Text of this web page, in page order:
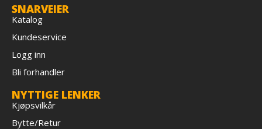
SNARVEIER
Katalog
Kundeservice
Logg inn
Bli forhandler
NYTTIGE LENKER
Kjøpsvilkår
Bytte/Retur